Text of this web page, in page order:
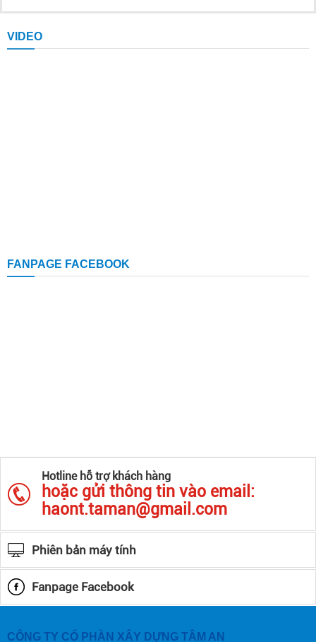
VIDEO
FANPAGE FACEBOOK
Hotline hỗ trợ khách hàng
hoặc gửi thông tin vào email:
haont.taman@gmail.com
Phiên bản máy tính
Fanpage Facebook
CÔNG TY CỔ PHẦN XÂY DỰNG TÂM AN